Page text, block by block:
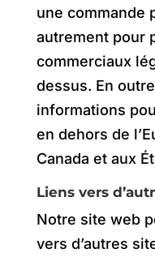
une commande
autrement pour
commerciaux
dessus. En
informations
en dehors de
Canada et aux
Liens vers
Notre site web
vers d’autres